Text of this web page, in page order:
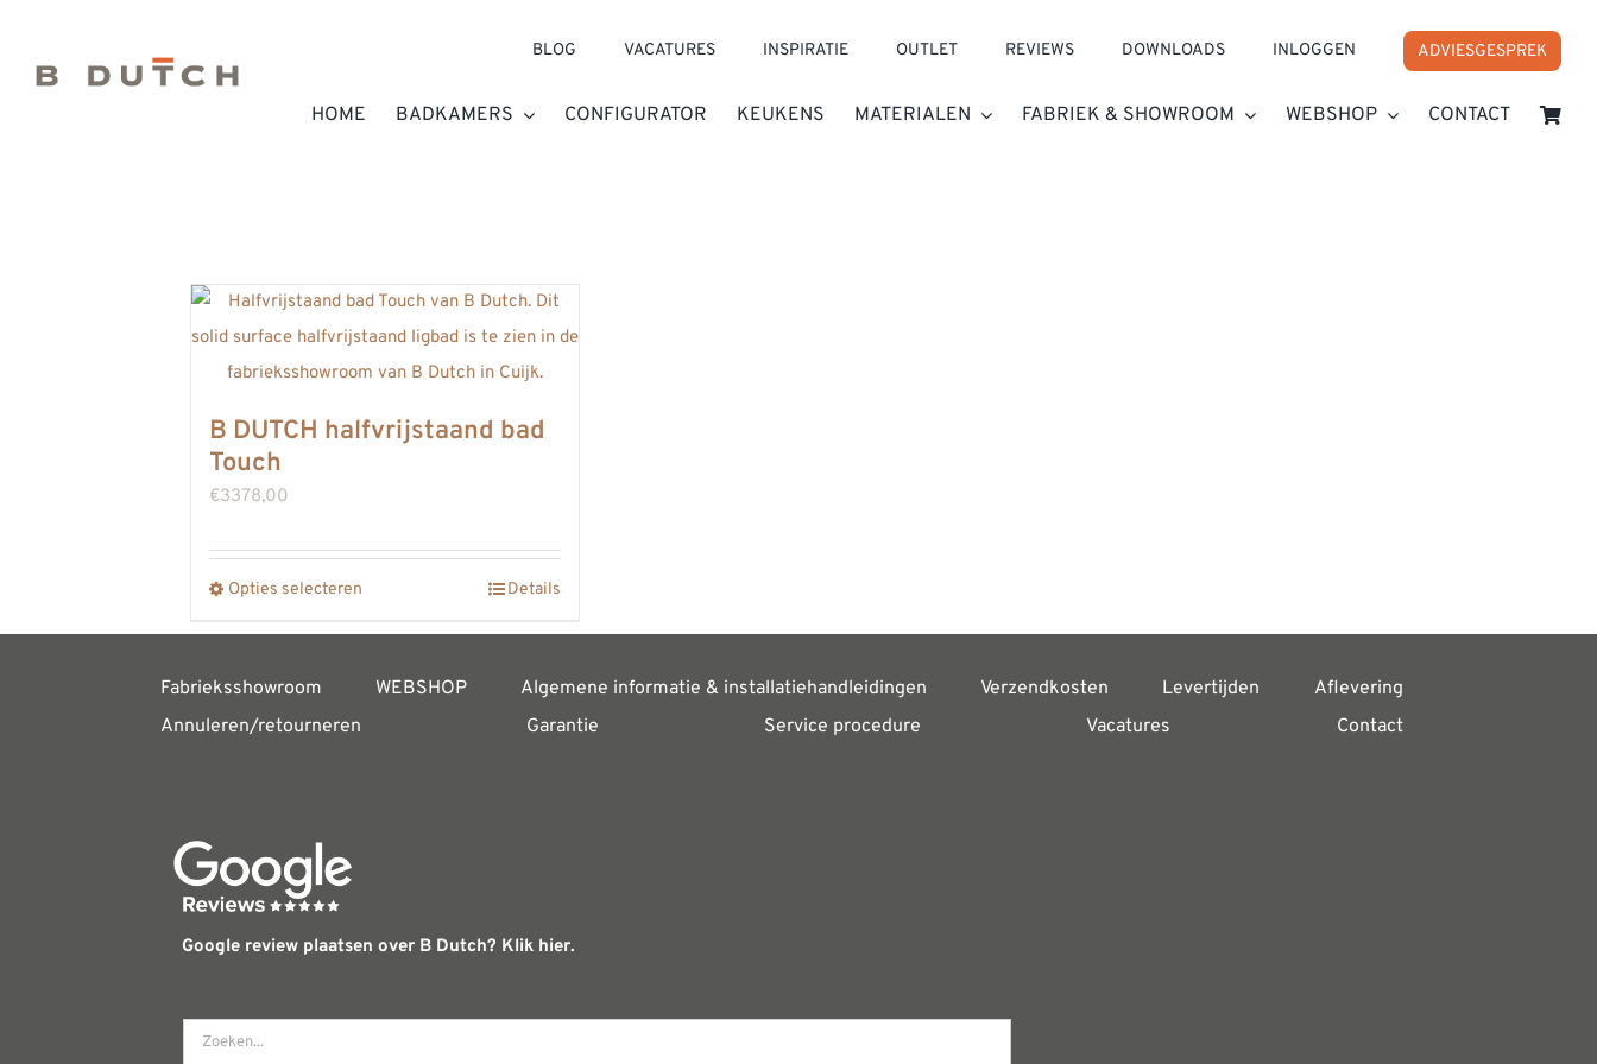
inhoud
BLOG VACATURES INSPIRATIE OUTLET REVIEWS DOWNLOADS INLOGGEN ADVIESGESPREK
HOME BADKAMERS CONFIGURATOR KEUKENS MATERIALEN FABRIEK & SHOWROOM WEBSHOP CONTACT
B DUTCH halfvrijstaand bad
Touch
€3378,00
Opties selecteren
product
meerdere
op
productpagina
Details
Fabrieksshowroom WEBSHOP Algemene informatie & installatiehandleidingen Verzendkosten Levertijden
Aflevering
Annuleren/retourneren
Garantie Service procedure Vacatures Contact
Google review plaatsen over B Dutch? Klik hier.